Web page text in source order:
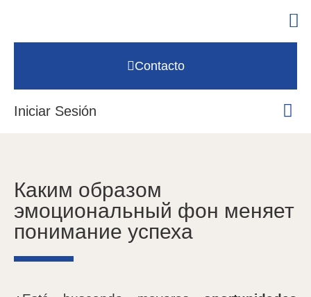
Contacto
Iniciar Sesión
Каким образом
эмоциональный фон меняет
понимание успеха